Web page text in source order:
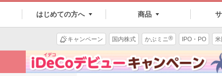
はじめての方へ 商品
キャンペーン 国内株式 かぶミニ® IPO・PO